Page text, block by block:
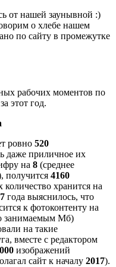
от нашей заунывной :)
о хлебе нашем
по сайту в промежутке
рабочих моментов по
этот год.
ровно 520
даже приличное их
на 8 (среднее
получится 4160
хранится на
года выяснилось, что
к фотоконтенту на
занимаемым Мб)
на такие
вместе с редактором
изображений
сайт к началу 2017).